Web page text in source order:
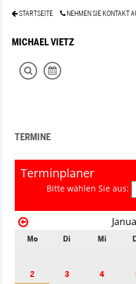
STARTSEITE NEHMEN SIE KONTAKT
MICHAEL VIETZ
TERMINE
Terminplaner
Bitte wählen Sie aus:
Mo Di Mi
2
3 4